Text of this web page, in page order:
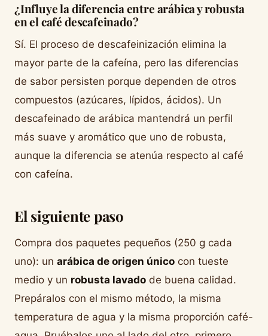
¿Influye ladiferencia entre arábica y robusta
en el café descafeinado?
Sí. El proceso de descafeinización elimina la
mayor parte de la cafeína, pero las diferencias
de sabor persisten porque dependen de otros
compuestos (azúcares, lípidos, ácidos). Un
descafeinado de arábica mantendrá un perfil
más suave y aromático que uno de robusta,
aunque la diferencia se atenúa respecto al café
con cafeína.
El siguiente paso
Compra dos paquetes pequeños (250 g cada
uno): un arábica de origen único con tueste
medio y un robusta lavado de buena calidad.
Prepáralos con el mismo método, la misma
temperatura de agua y la misma proporción café-